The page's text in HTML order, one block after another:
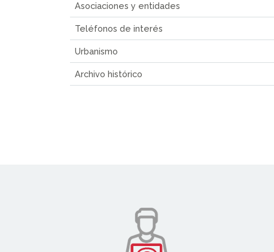
Asociaciones y entidades
Teléfonos de interés
Urbanismo
Archivo histórico